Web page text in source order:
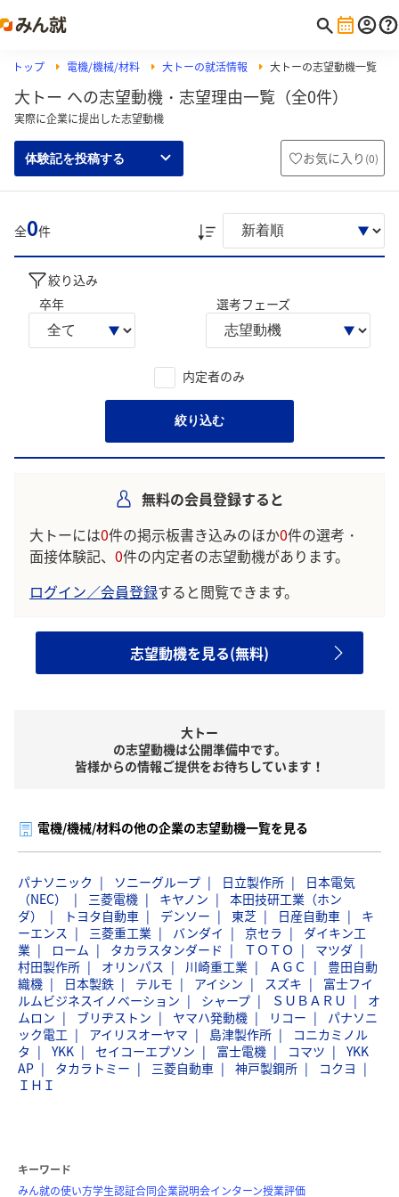
トップ 電機/機械/材料 大トーの就活情報 大トーの志望動機一覧
大トー への志望動機・志望理由一覧（全0件）
実際に企業に提出した志望動機
体験記を投稿する お気に入り (0)
全0件
絞り込み
卒年
選考フェーズ
内定者のみ
絞り込む
無料の会員登録すると
大トーには0件の掲示板書き込みのほか0件の選考・
面接体験記、 0件の内定者の志望動機があります。
ログイン／会員登録すると閲覧できます。
志望動機を見る(無料)
大トー
の志望動機は公開準備中です。
皆様からの情報ご提供をお待ちしています！
電機/機械/材料の他の企業の志望動機一覧を見る
パナソニック ソニーグループ 日立製作所
日本電気
（NEC）
三菱電機 キヤノン
本田技研工業（ホン
ダ）
トヨタ自動車 デンソー 東芝 日産自動車
キ
ーエンス
三菱重工業 バンダイ 京セラ
ダイキン工
業
ローム タカラスタンダード ＴＯＴＯ
マツダ
村田製作所
オリンパス 川崎重工業 ＡＧＣ
豊田自動
織機
日本製鉄 テルモ アイシン スズキ
富士フイ
ルムビジネスイノベーション
シャープ ＳＵＢＡＲＵ
オ
ムロン
ブリヂストン ヤマハ発動機 リコー
パナソニ
ック電工
アイリスオーヤマ 島津製作所
コニカミノル
タ
YKK セイコーエプソン 富士電機 コマツ
YKK
AP
タカラトミー 三菱自動車 神戸製鋼所
コクヨ
ＩＨＩ
キーワード
みん就の使い方学生認証合同企業説明会インターン授業評価